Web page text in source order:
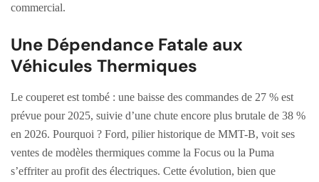
commercial.
Une Dépendance Fatale aux
Véhicules Thermiques
Le couperet est tombé : une baisse des commandes de 27 % est
prévue pour 2025, suivie d’une chute encore plus brutale de 38 %
en 2026. Pourquoi ? Ford, pilier historique de MMT-B, voit ses
ventes de modèles thermiques comme la Focus ou la Puma
s’effriter au profit des électriques. Cette évolution, bien que